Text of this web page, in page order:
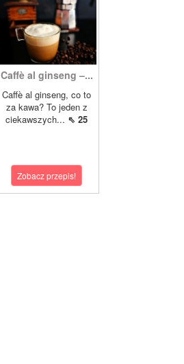
Caffè al ginseng –...
Caffè al ginseng, co to
za kawa? To jeden z
ciekawszych... ⇖ 25
Zobacz przepis!